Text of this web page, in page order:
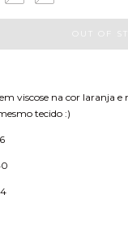
viscose na cor laranja
tecido :)